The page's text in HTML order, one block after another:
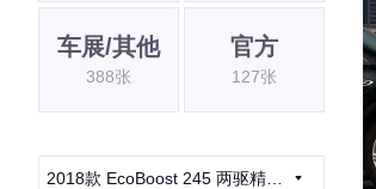
车展/其他
388张
官方
127张
2018款 EcoBoost 245 两驱精锐